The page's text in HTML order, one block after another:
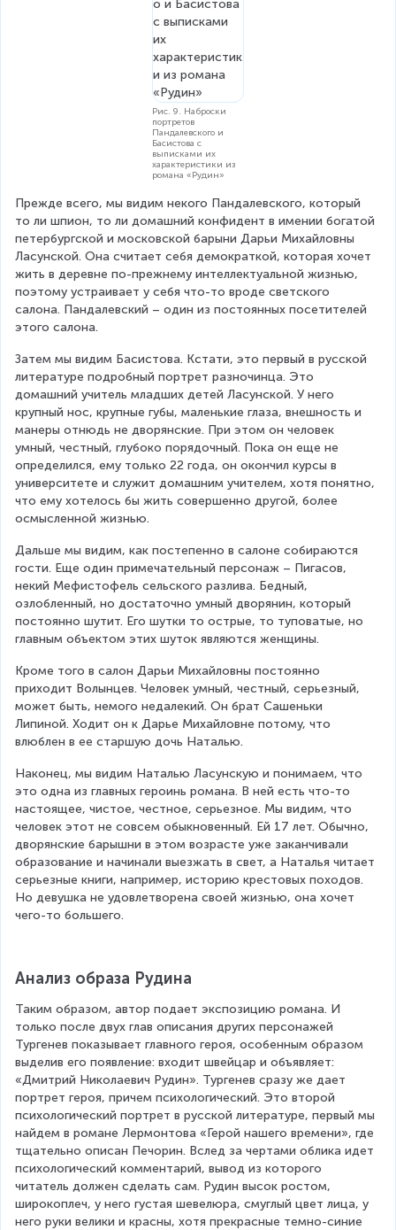
Рис. 9. Наброски
портретов
Пандалевского и
Басистова с
выписками их
характеристики из
романа «Рудин»
Прежде всего, мы видим некого Пандалевского, который
то ли шпион, то ли домашний конфидент в имении богатой
петербургской и московской барыни Дарьи Михайловны
Ласунской. Она считает себя демократкой, которая хочет
жить в деревне по-прежнему интеллектуальной жизнью,
поэтому устраивает у себя что-то вроде светского
салона. Пандалевский – один из постоянных посетителей
этого салона.
Затем мы видим Басистова. Кстати, это первый в русской
литературе подробный портрет разночинца. Это
домашний учитель младших детей Ласунской. У него
крупный нос, крупные губы, маленькие глаза, внешность и
манеры отнюдь не дворянские. При этом он человек
умный, честный, глубоко порядочный. Пока он еще не
определился, ему только 22 года, он окончил курсы в
университете и служит домашним учителем, хотя понятно,
что ему хотелось бы жить совершенно другой, более
осмысленной жизнью.
Дальше мы видим, как постепенно в салоне собираются
гости. Еще один примечательный персонаж – Пигасов,
некий Мефистофель сельского разлива. Бедный,
озлобленный, но достаточно умный дворянин, который
постоянно шутит. Его шутки то острые, то туповатые, но
главным объектом этих шуток являются женщины.
Кроме того в салон Дарьи Михайловны постоянно
приходит Волынцев. Человек умный, честный, серьезный,
может быть, немого недалекий. Он брат Сашеньки
Липиной. Ходит он к Дарье Михайловне потому, что
влюблен в ее старшую дочь Наталью.
Наконец, мы видим Наталью Ласунскую и понимаем, что
это одна из главных героинь романа. В ней есть что-то
настоящее, чистое, честное, серьезное. Мы видим, что
человек этот не совсем обыкновенный. Ей 17 лет. Обычно,
дворянские барышни в этом возрасте уже заканчивали
образование и начинали выезжать в свет, а Наталья читает
серьезные книги, например, историю крестовых походов.
Но девушка не удовлетворена своей жизнью, она хочет
чего-то большего.
Анализ образа Рудина
Таким образом, автор подает экспозицию романа. И
только после двух глав описания других персонажей
Тургенев показывает главного героя, особенным образом
выделив его появление: входит швейцар и объявляет:
«Дмитрий Николаевич Рудин». Тургенев сразу же дает
портрет героя, причем психологический. Это второй
психологический портрет в русской литературе, первый мы
найдем в романе Лермонтова «Герой нашего времени», где
тщательно описан Печорин. Вслед за чертами облика идет
психологический комментарий, вывод из которого
читатель должен сделать сам. Рудин высок ростом,
широкоплеч, у него густая шевелюра, смуглый цвет лица, у
него руки велики и красны, хотя прекрасные темно-синие